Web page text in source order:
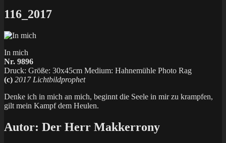
X
116_2017
In mich
Nr. 9896
Druck: Größe: 30x45cm Medium: Hahnemühle Photo Rag
(c) 2017 Lichtbildprophet
Denke ich in mich an mich, beginnt die Seele in mir zu krampfen,
gilt mein Kampf dem Heulen.
Autor: Der Herr Makkerrony